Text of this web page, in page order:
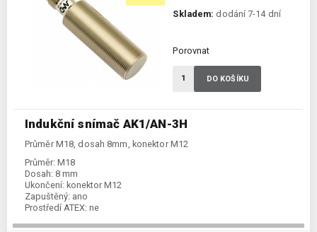
Indukční snímač AK1/AN-3H
Průměr M18, dosah 8mm, konektor M12
Průměr: M18
Dosah: 8 mm
Ukončení: konektor M12
Zapuštěný: ano
Prostředí ATEX: ne
Skladem: dodání 7-14 dní
Porovnat
DO KOŠÍKU